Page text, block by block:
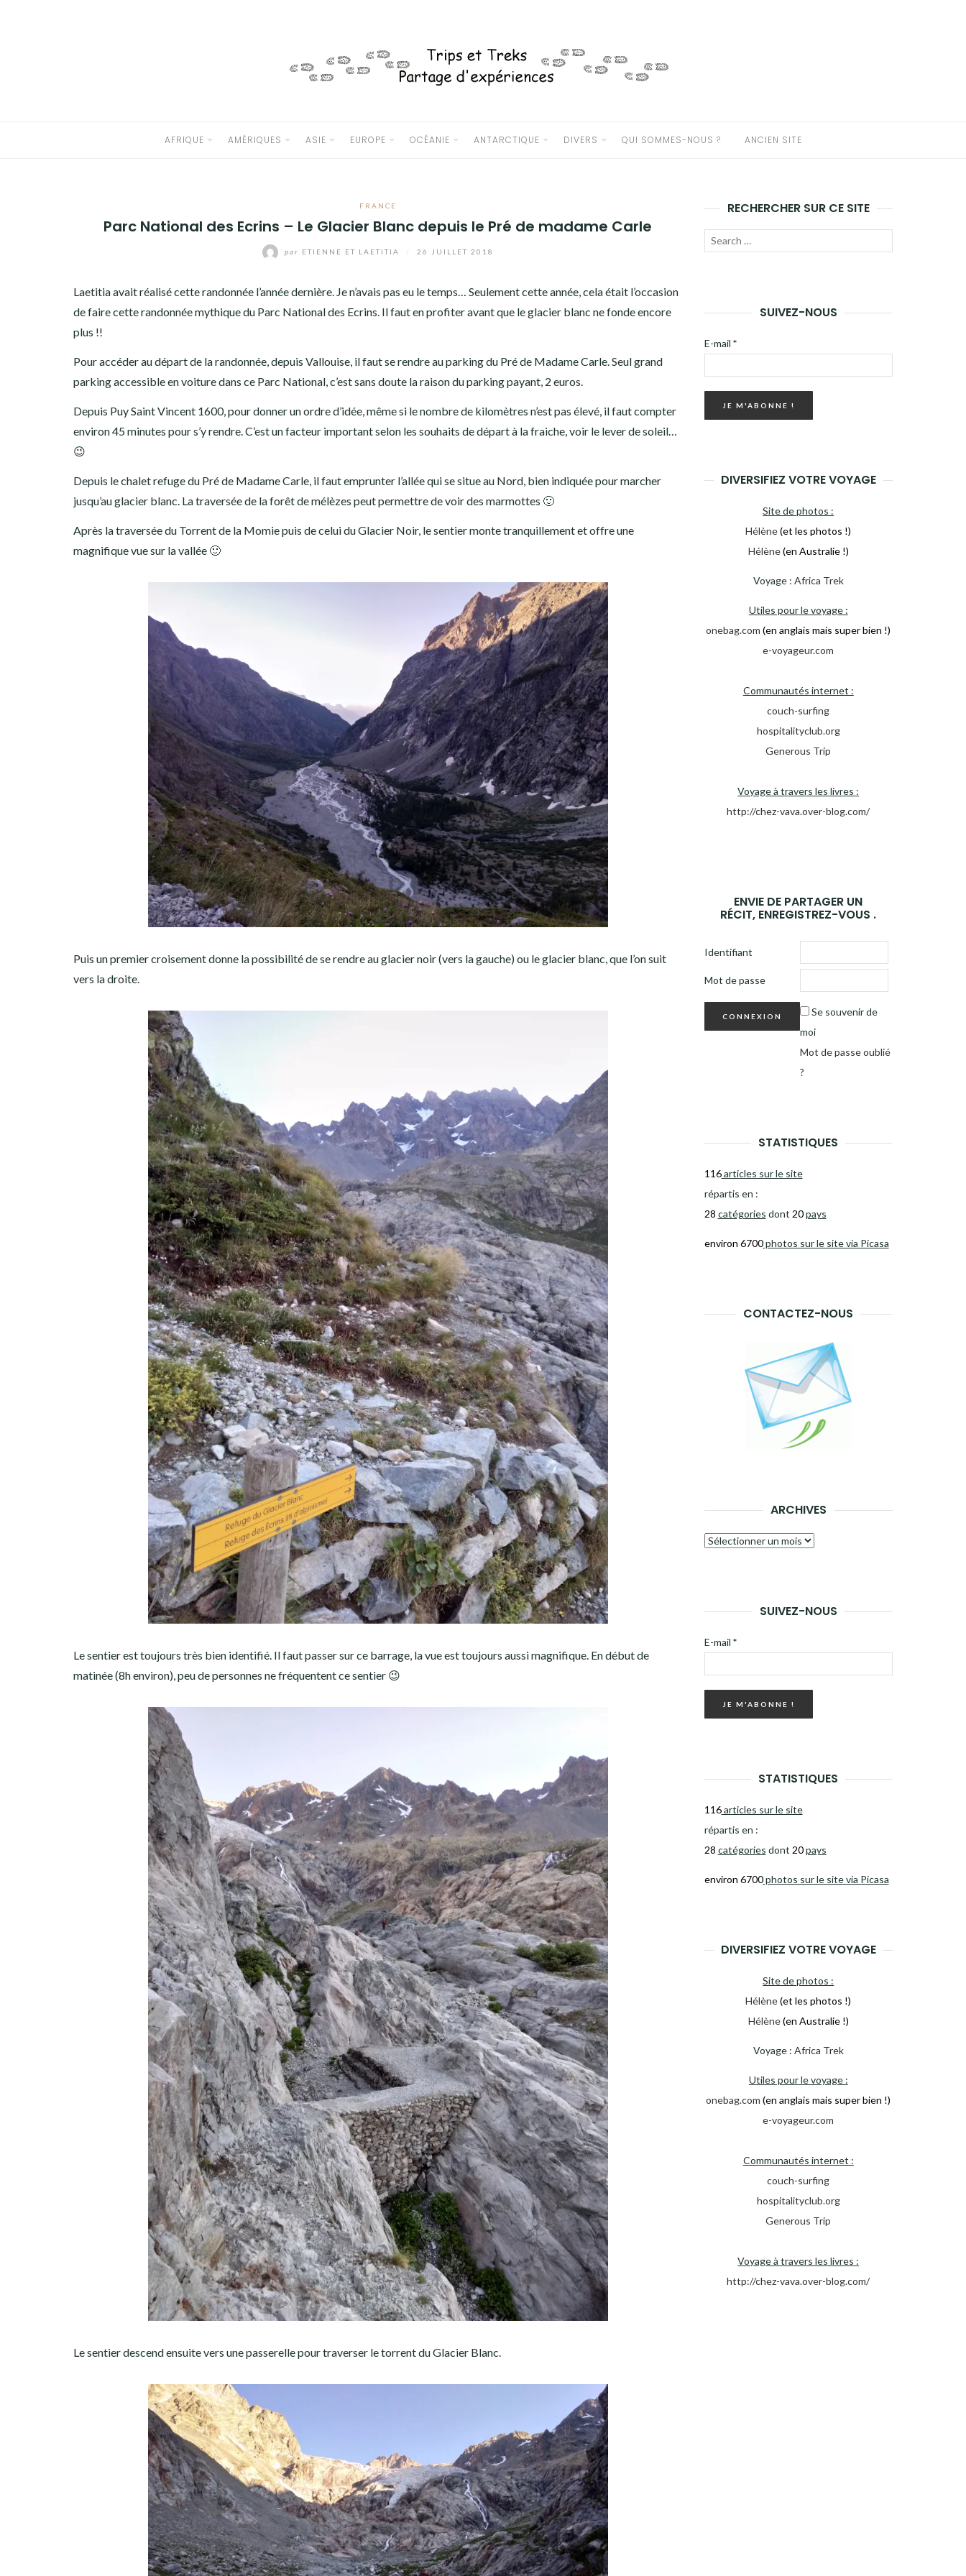
AFRIQUE AMÉRIQUES ASIE EUROPE OCÉANIE ANTARCTIQUE DIVERS QUI SOMMES-NOUS ? ANCIEN SITE
FRANCE
Parc National des Ecrins – Le Glacier Blanc depuis le Pré de madame Carle
par ETIENNE ET LAETITIA 26 JUILLET 2018
Laetitia avait réalisé cette randonnée l’année dernière. Je n’avais pas eu le temps… Seulement cette année, cela était l’occasion
de faire cette randonnée mythique du Parc National des Ecrins. Il faut en profiter avant que le glacier blanc ne fonde encore
plus !!
Pour accéder au départ de la randonnée, depuis Vallouise, il faut se rendre au parking du Pré de Madame Carle. Seul grand
parking accessible en voiture dans ce Parc National, c’est sans doute la raison du parking payant, 2 euros.
Depuis Puy Saint Vincent 1600, pour donner un ordre d’idée, même si le nombre de kilomètres n’est pas élevé, il faut compter
environ 45 minutes pour s’y rendre. C’est un facteur important selon les souhaits de départ à la fraiche, voir le lever de soleil…
😉
Depuis le chalet refuge du Pré de Madame Carle, il faut emprunter l’allée qui se situe au Nord, bien indiquée pour marcher
jusqu’au glacier blanc. La traversée de la forêt de mélèzes peut permettre de voir des marmottes 🙂
Après la traversée du Torrent de la Momie puis de celui du Glacier Noir, le sentier monte tranquillement et offre une
magnifique vue sur la vallée 🙂
Puis un premier croisement donne la possibilité de se rendre au glacier noir (vers la gauche) ou le glacier blanc, que l’on suit
vers la droite.
Le sentier est toujours très bien identifié. Il faut passer sur ce barrage, la vue est toujours aussi magnifique. En début de
matinée (8h environ), peu de personnes ne fréquentent ce sentier 😉
Le sentier descend ensuite vers une passerelle pour traverser le torrent du Glacier Blanc.
RECHERCHER SUR CE SITE
Recherche
SUIVEZ-NOUS
E-mail *
DIVERSIFIEZ VOTRE VOYAGE
Site de photos :
Hélène(et les photos !)
Hélène(en Australie !)
Voyage : Africa Trek
Utiles pour le voyage :
onebag.com (en anglais mais super bien !)
e-voyageur.com
Communautés internet :
couch-surfing
hospitalityclub.org
Generous Trip
Voyage à travers les livres :
http://chez-vava.over-blog.com/
ENVIE DE PARTAGER UN
RÉCIT, ENREGISTREZ-VOUS .
Identifiant
Mot de passe
Se souvenir de
moi
Mot de passe oublié
?
STATISTIQUES
116articles sur le site
répartis en :
28 catégories dont 20pays
environ 6700photos sur le site via Picasa
CONTACTEZ-NOUS
ARCHIVES
Archives
SUIVEZ-NOUS
E-mail *
STATISTIQUES
116articles sur le site
répartis en :
28 catégories dont 20pays
environ 6700photos sur le site via Picasa
DIVERSIFIEZ VOTRE VOYAGE
Site de photos :
Hélène(et les photos !)
Hélène(en Australie !)
Voyage : Africa Trek
Utiles pour le voyage :
onebag.com (en anglais mais super bien !)
e-voyageur.com
Communautés internet :
couch-surfing
hospitalityclub.org
Generous Trip
Voyage à travers les livres :
http://chez-vava.over-blog.com/
QUI SOMMES-NOUS ?